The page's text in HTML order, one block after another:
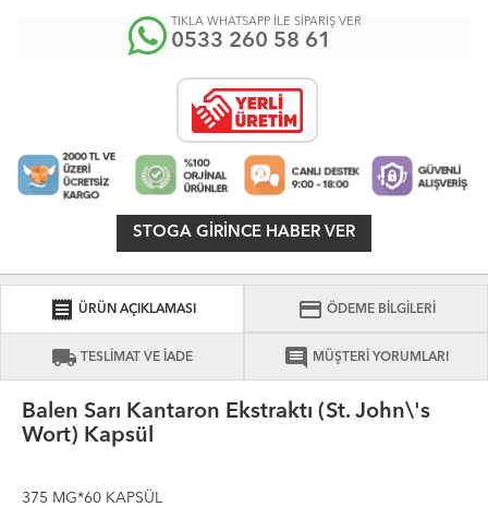
TIKLA WHATSAPP İLE SİPARİŞ VER
0533 260 58 61
STOGA GIRINCE HABER VER
receipt ÜRÜN AÇIKLAMASI credit_card ÖDEME BİLGİLERİ
local_shipping TESLİMAT VE İADE comment MÜŞTERİ YORUMLARI
Balen Sarı Kantaron Ekstraktı (St. John\'s
Wort) Kapsül
375 MG*60 KAPSÜL